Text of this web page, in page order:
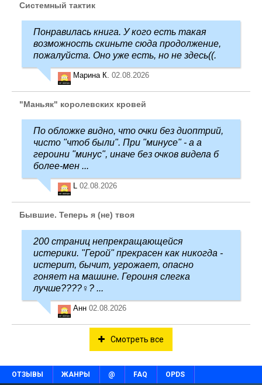
Системный тактик
Понравилась книга. У кого есть такая
возможность скиньте сюда продолжение,
пожалуйста. Оно уже есть, но не здесь((.
Марина К. 02.08.2026
"Маньяк" королевских кровей
По обложке видно, что очки без диоптрий,
чисто "чтоб были". При "минусе" - а а
героини "минус", иначе без очков видела б
более-мен ...
L 02.08.2026
Бывшие. Теперь я (не) твоя
200 страниц непрекращающейся
истерики. "Герой" прекрасен как никогда -
истерит, бычит, угрожает, опасно
гоняет на машине. Героиня слегка
лучше????‍♀️? ...
Анн 02.08.2026
Смотреть все
ОТЗЫВЫ ЖАНРЫ @ FAQ OPDS